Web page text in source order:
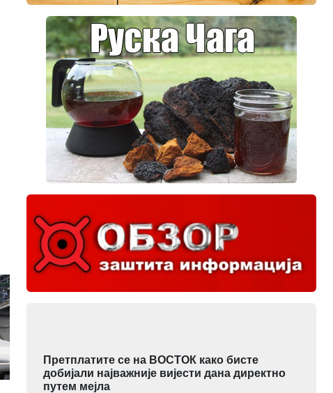
Претплатите се на ВОСТОК како бисте
добијали најважније вијести дана директно
путем мејла